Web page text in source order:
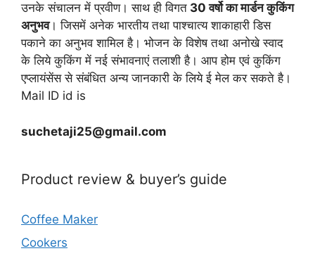
उनके संचालन में प्रवीण। साथ ही विगत 30 वर्षो का मार्डन कुकिंग
अनुभव। जिसमें अनेक भारतीय तथा पाश्चात्य शाकाहारी डिस
पकाने का अनुभव शामिल है। भोजन के विशेष तथा अनोखे स्वाद
के लिये कुकिंग में नई संभावनाएं तलाशी है। आप होम एवं कुकिंग
एप्लायंसेंस से संबंधित अन्य जानकारी के लिये ई मेल कर सकते है।
Mail ID id is
suchetaji25@gmail.com
Product review & buyer’s guide
Coffee Maker
Cookers